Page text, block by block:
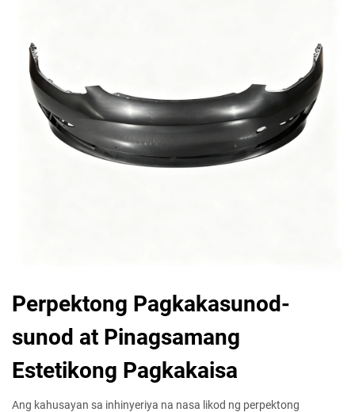
Perpektong Pagkakasunod-
sunod at Pinagsamang
Estetikong Pagkakaisa
Ang kahusayan sa inhinyeriya na nasa likod ng perpektong